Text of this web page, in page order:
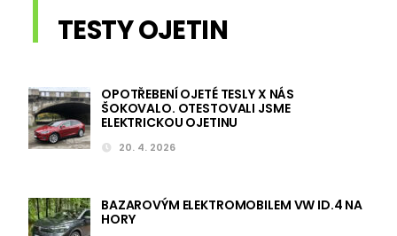
TESTY OJETIN
OPOTŘEBENÍ OJETÉ TESLY X NÁS
ŠOKOVALO. OTESTOVALI JSME
ELEKTRICKOU OJETINU
20. 4. 2026
BAZAROVÝM ELEKTROMOBILEM VW ID.4 NA
HORY